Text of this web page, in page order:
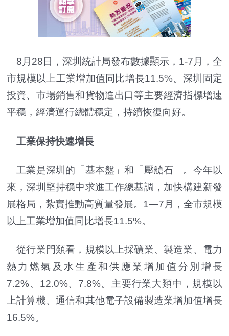
8月28日，深圳統計局發布數據顯示，1-7月，全
市規模以上工業增加值同比增長11.5%。深圳固定
投資、市場銷售和貨物進出口等主要經濟指標增速
平穩，經濟運行總體穩定，持續恢復向好。
工業保持快速增長
工業是深圳的「基本盤」和「壓艙石」。今年以
來，深圳堅持穩中求進工作總基調，加快構建新發
展格局，紮實推動高質量發展。1—7月，全市規模
以上工業增加值同比增長11.5%。
從行業門類看，規模以上採礦業、製造業、電力
熱力燃氣及水生產和供應業增加值分別增長
7.2%、12.0%、7.8%。主要行業大類中，規模以
上計算機、通信和其他電子設備製造業增加值增長
16.5%。